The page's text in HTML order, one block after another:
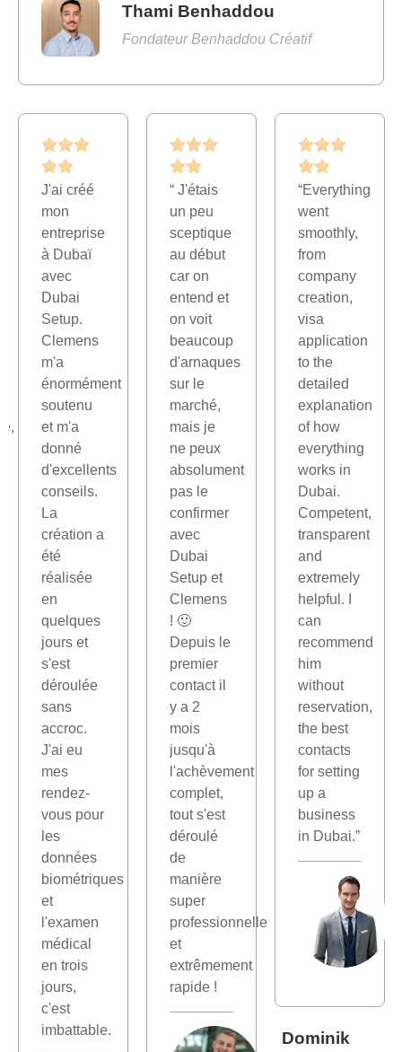
Thami Benhaddou
Fondateur Benhaddou Créatif
J'ai créé
mon
entreprise
à Dubaï
avec
Dubai
Setup.
Clemens
m'a
énormément
soutenu
et m'a
donné
d'excellents
conseils.
La
création a
été
réalisée
en
quelques
jours et
s'est
déroulée
sans
accroc.
J'ai eu
mes
rendez-
vous pour
les
données
biométriques
et
l'examen
médical
en trois
jours,
c'est
imbattable.
“ J'étais
un peu
sceptique
au début
car on
entend et
on voit
beaucoup
d'arnaques
sur le
marché,
mais je
ne peux
absolument
pas le
confirmer
avec
Dubai
Setup et
Clemens
! 🙂
Depuis le
premier
contact il
y a 2
mois
jusqu'à
l'achèvement
complet,
tout s'est
déroulé
de
manière
super
professionnelle
et
extrêmement
rapide !
Dominik
“Everything
went
smoothly,
from
company
creation,
visa
application
to the
detailed
explanation
of how
everything
works in
Dubai.
Competent,
transparent
and
extremely
helpful. I
can
recommend
him
without
reservation,
the best
contacts
for setting
up a
business
in Dubai.”